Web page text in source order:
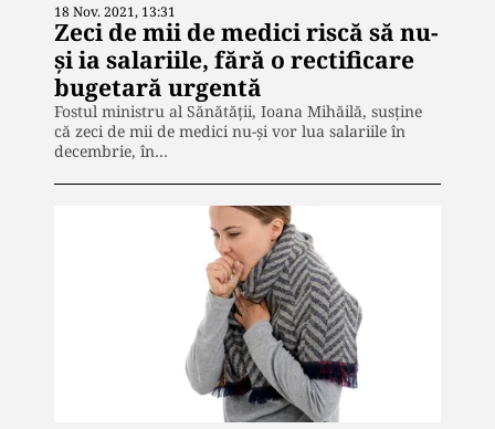
18 Nov. 2021, 13:31
Zeci de mii de medici riscă să nu-
și ia salariile, fără o rectificare
bugetară urgentă
Fostul ministru al Sănătății, Ioana Mihăilă, susține
că zeci de mii de medici nu-și vor lua salariile în
decembrie, în…